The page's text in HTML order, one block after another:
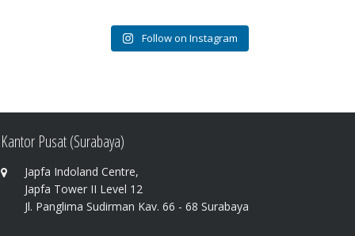
Follow on Instagram
Kantor Pusat (Surabaya)
Japfa Indoland Centre,
Japfa Tower II Level 12
Jl. Panglima Sudirman Kav. 66 - 68 Surabaya